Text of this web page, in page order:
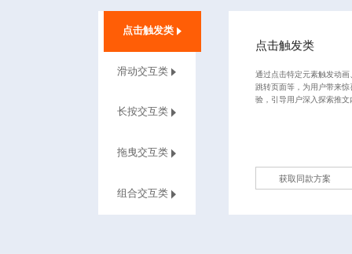
点击触发类
滑动交互类
长按交互类
拖曳交互类
组合交互类
‌点击触发类
通过点击特定元素触发动画
跳转页面等，为用户带来惊
验，引导用户深入探索推文
获取同款方案